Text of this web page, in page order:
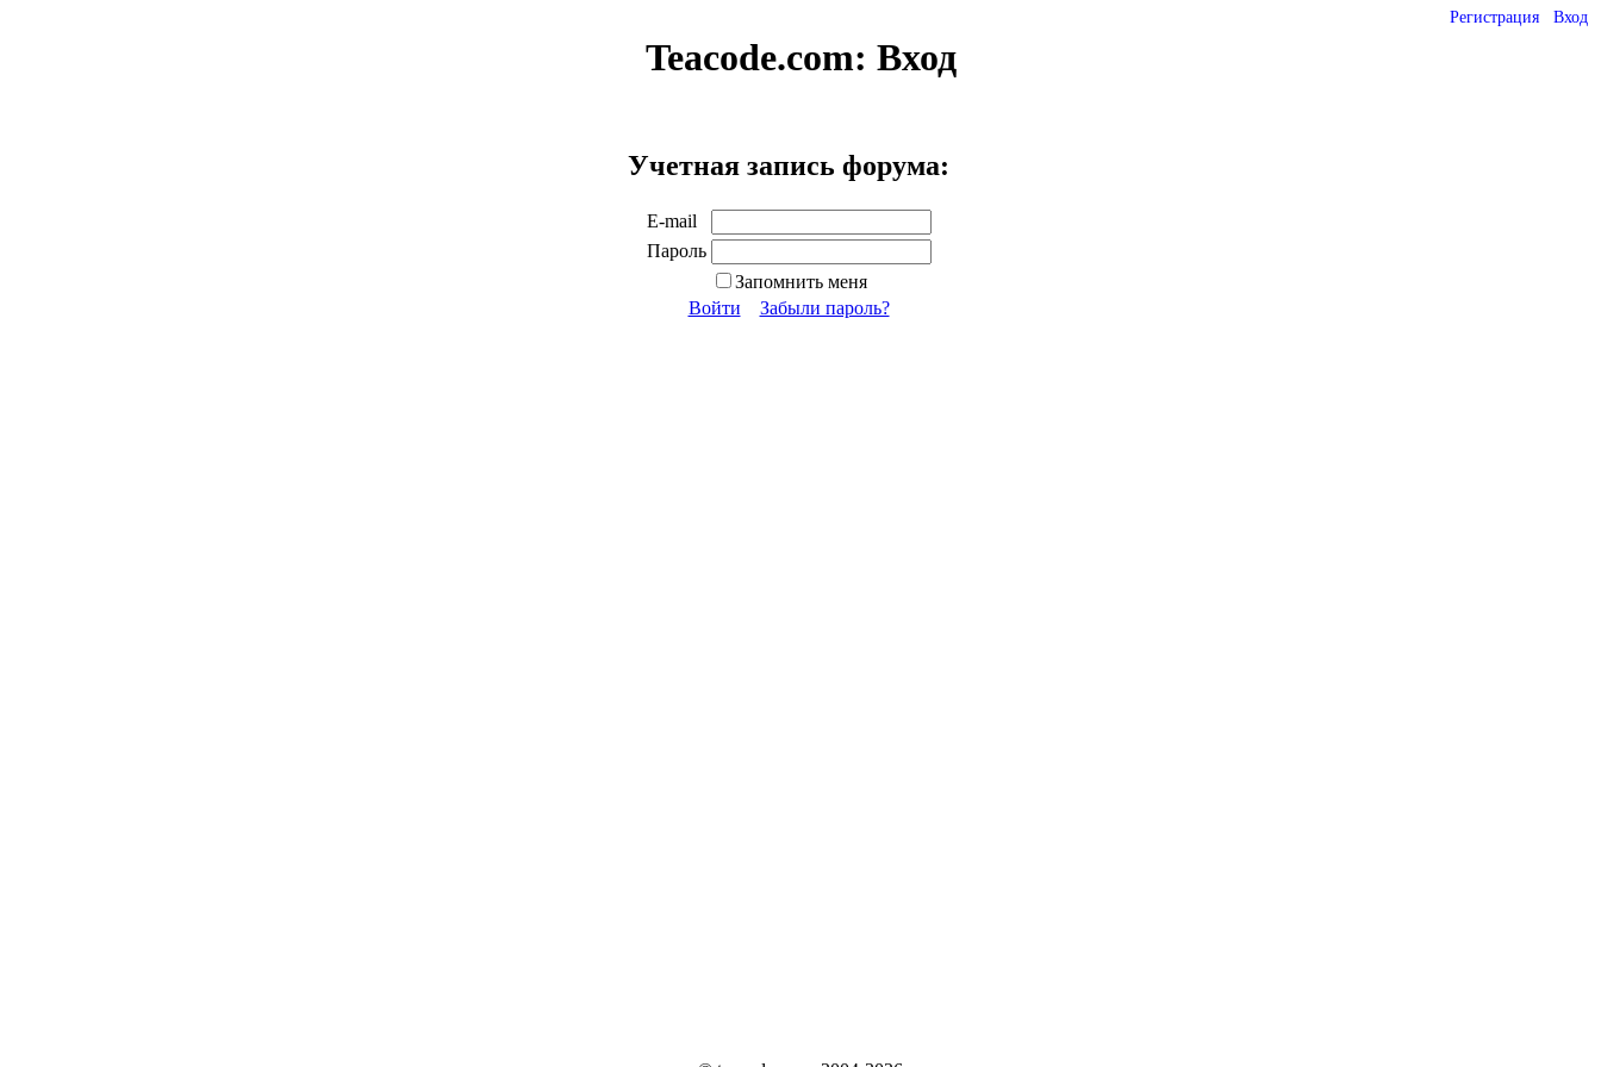
Регистрация Вход
Teacode.com: Вход
Учетная запись форума:
E-mail
Пароль
Запомнить меня
Войти
Забыли пароль?